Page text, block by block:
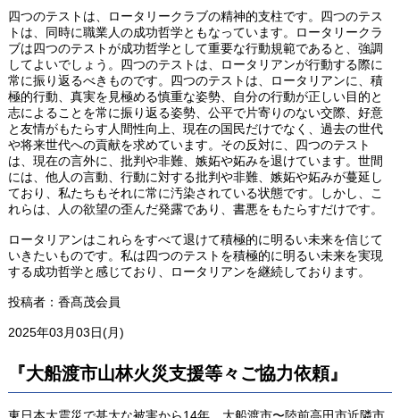
四つのテストは、ロータリークラブの精神的支柱です。四つのテス
トは、同時に職業人の成功哲学ともなっています。ロータリークラ
ブは四つのテストが成功哲学として重要な行動規範であると、強調
してよいでしょう。四つのテストは、ロータリアンが行動する際に
常に振り返るべきものです。四つのテストは、ロータリアンに、積
極的行動、真実を見極める慎重な姿勢、自分の行動が正しい目的と
志によることを常に振り返る姿勢、公平で片寄りのない交際、好意
と友情がもたらす人間性向上、現在の国民だけでなく、過去の世代
や将来世代への貢献を求めています。その反対に、四つのテスト
は、現在の言外に、批判や非難、嫉妬や妬みを退けています。世間
には、他人の言動、行動に対する批判や非難、嫉妬や妬みが蔓延し
ており、私たちもそれに常に汚染されている状態です。しかし、こ
れらは、人の欲望の歪んだ発露であり、書悪をもたらすだけです。
ロータリアンはこれらをすべて退けて積極的に明るい未来を信じて
いきたいものです。私は四つのテストを積極的に明るい未来を実現
する成功哲学と感じており、ロータリアンを継続しております。
投稿者：香髙茂会員
2025年03月03日(月)
『大船渡市山林火災支援等々ご協力依頼』